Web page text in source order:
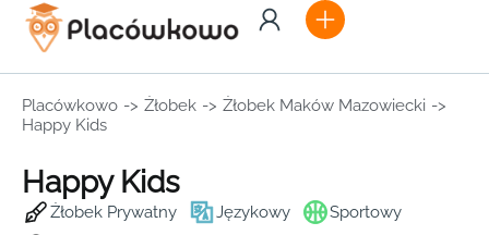
Placówkowo -> Żłobek -> Żłobek Maków Mazowiecki ->
Happy Kids
Happy Kids
Żłobek Prywatny Językowy
Sportowy